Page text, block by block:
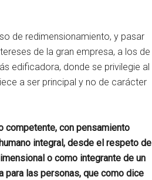
de redimensionamiento, y pasar
de la gran empresa, a los de
edificadora, donde se privilegie al
a ser principal y no de carácter
competente, con pensamiento
integral, desde el respeto de
o como integrante de un
para las personas, que como dice